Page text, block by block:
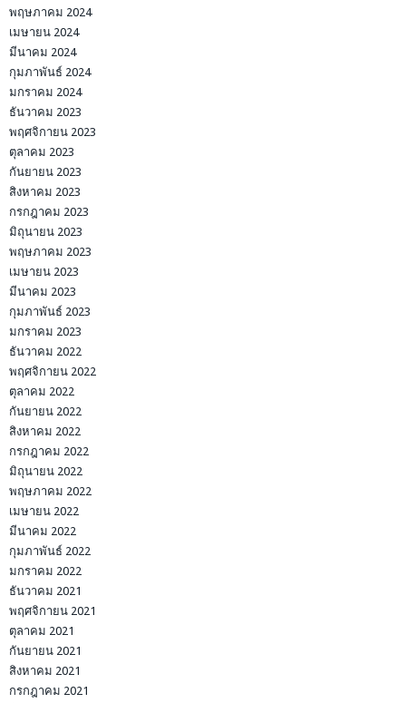
พฤษภาคม 2024
เมษายน 2024
มีนาคม 2024
กุมภาพันธ์ 2024
มกราคม 2024
ธันวาคม 2023
พฤศจิกายน 2023
ตุลาคม 2023
กันยายน 2023
สิงหาคม 2023
กรกฎาคม 2023
มิถุนายน 2023
พฤษภาคม 2023
เมษายน 2023
มีนาคม 2023
กุมภาพันธ์ 2023
มกราคม 2023
ธันวาคม 2022
พฤศจิกายน 2022
ตุลาคม 2022
กันยายน 2022
สิงหาคม 2022
กรกฎาคม 2022
มิถุนายน 2022
พฤษภาคม 2022
เมษายน 2022
มีนาคม 2022
กุมภาพันธ์ 2022
มกราคม 2022
ธันวาคม 2021
พฤศจิกายน 2021
ตุลาคม 2021
กันยายน 2021
สิงหาคม 2021
กรกฎาคม 2021